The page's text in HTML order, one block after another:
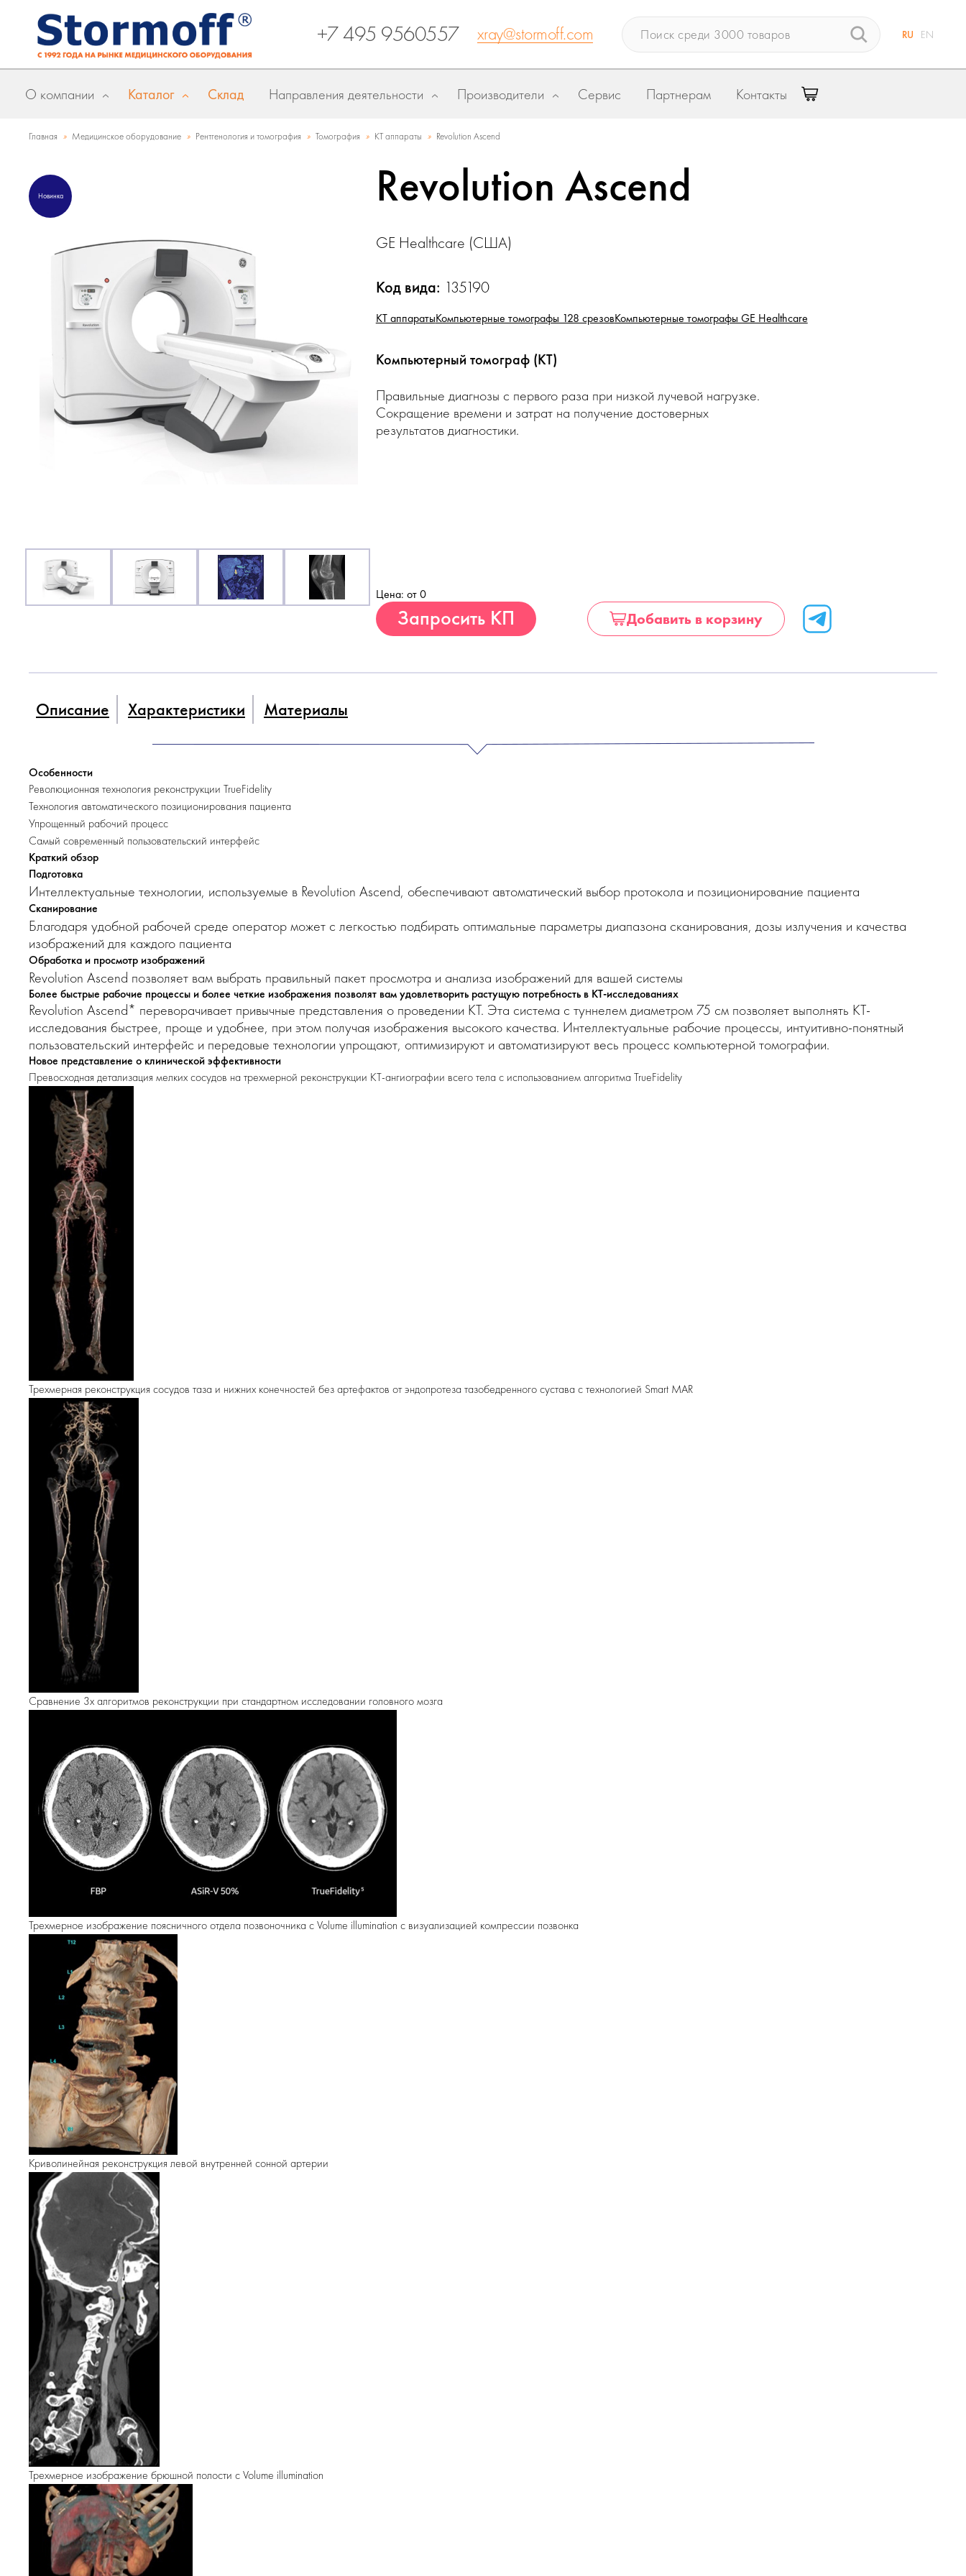
+7 495 9560557 xray@stormoff.com RU EN
О компании Каталог Склад Направления деятельности Производители Сервис Партнерам Контакты
Главная » Медицинское оборудование » Рентгенология и томография » Томография » КТ аппараты » Revolution Ascend
Новинка Revolution Ascend
GE Healthcare (США)
Код вида: 135190
КТ аппаратыКомпьютерные томографы 128 срезовКомпьютерные томографы GE Healthcare
Компьютерный томограф (КТ)
Правильные диагнозы с первого раза при низкой лучевой нагрузке.
Сокращение времени и затрат на получение достоверных
результатов диагностики.
Цена: от 0
Запросить КП Добавить в корзину
Описание Характеристики Материалы
Особенности
Революционная технология реконструкции TrueFidelity
Технология автоматического позиционирования пациента
Упрощенный рабочий процесс
Самый современный пользовательский интерфейс
Краткий обзор
Подготовка
Интеллектуальные технологии, используемые в Revolution Ascend, обеспечивают автоматический выбор протокола и позиционирование пациента
Сканирование
Благодаря удобной рабочей среде оператор может с легкостью подбирать оптимальные параметры диапазона сканирования, дозы излучения и качества
изображений для каждого пациента
Обработка и просмотр изображений
Revolution Ascend позволяет вам выбрать правильный пакет просмотра и анализа изображений для вашей системы
Более быстрые рабочие процессы и более четкие изображения позволят вам удовлетворить растущую потребность в КТ-исследованиях
Revolution Ascend* переворачивает привычные представления о проведении КТ. Эта система с туннелем диаметром 75 см позволяет выполнять КТ-
исследования быстрее, проще и удобнее, при этом получая изображения высокого качества. Интеллектуальные рабочие процессы, интуитивно-понятный
пользовательский интерфейс и передовые технологии упрощают, оптимизируют и автоматизируют весь процесс компьютерной томографии.
Новое представление о клинической эффективности
Превосходная детализация мелких сосудов на трехмерной реконструкции КТ-ангиографии всего тела с использованием алгоритма TrueFidelity
Трехмерная реконструкция сосудов таза и нижних конечностей без артефактов от эндопротеза тазобедренного сустава с технологией Smart MAR
Сравнение 3х алгоритмов реконструкции при стандартном исследовании головного мозга
Трехмерное изображение поясничного отдела позвоночника с Volume illumination с визуализацией компрессии позвонка
Криволинейная реконструкция левой внутренней сонной артерии
Трехмерное изображение брюшной полости с Volume illumination